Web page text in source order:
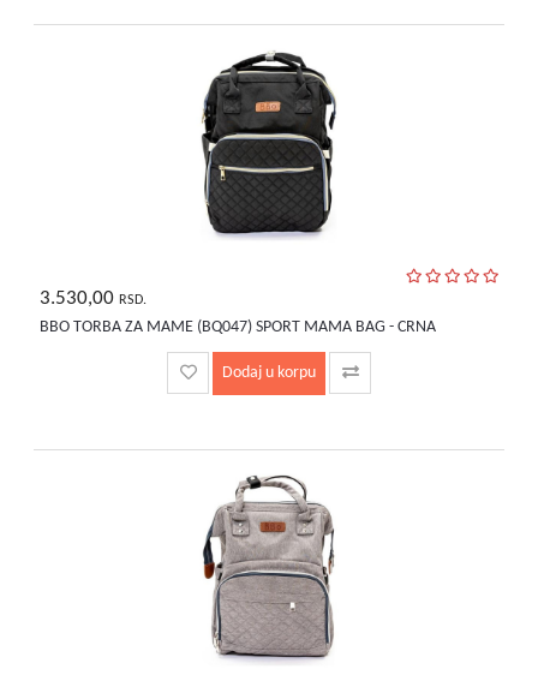
3.530,00 RSD.
BBO TORBA ZA MAME (BQ047) SPORT MAMA BAG - CRNA
Dodaj u korpu